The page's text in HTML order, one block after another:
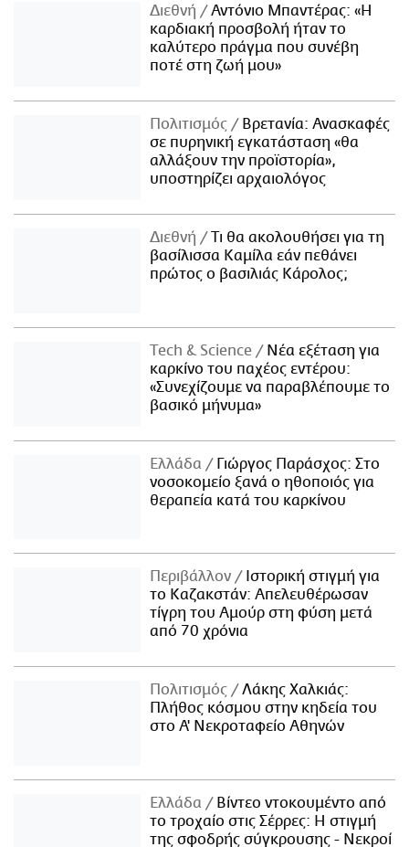
Διεθνή
Αντόνιο Μπαντέρας: «Η
καρδιακή προσβολή ήταν το
καλύτερο πράγμα που συνέβη
ποτέ στη ζωή μου»
Πολιτισμός
Βρετανία: Ανασκαφές
σε πυρηνική εγκατάσταση «θα
αλλάξουν την προϊστορία»,
υποστηρίζει αρχαιολόγος
Διεθνή
Τι θα ακολουθήσει για τη
βασίλισσα Καμίλα εάν πεθάνει
πρώτος ο βασιλιάς Κάρολος;
Τech & Science
Νέα εξέταση για
καρκίνο του παχέος εντέρου:
«Συνεχίζουμε να παραβλέπουμε το
βασικό μήνυμα»
Ελλάδα
Γιώργος Παράσχος: Στο
νοσοκομείο ξανά ο ηθοποιός για
θεραπεία κατά του καρκίνου
Περιβάλλον
Ιστορική στιγμή για
το Καζακστάν: Απελευθέρωσαν
τίγρη του Αμούρ στη φύση μετά
από 70 χρόνια
Πολιτισμός
Λάκης Χαλκιάς:
Πλήθος κόσμου στην κηδεία του
στο Α' Νεκροταφείο Αθηνών
Ελλάδα
Βίντεο ντοκουμέντο από
το τροχαίο στις Σέρρες: Η στιγμή
της σφοδρής σύγκρουσης - Νεκροί